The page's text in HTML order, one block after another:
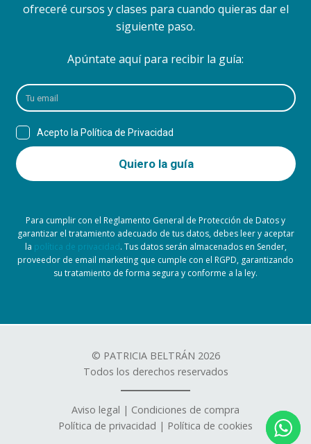
ofreceré cursos y clases para cuando quieras dar el
siguiente paso.
Apúntate aquí para recibir la guía:
Para cumplir con el Reglamento General de Protección de Datos y
garantizar el tratamiento adecuado de tus datos, debes leer y aceptar
la política de privacidad. Tus datos serán almacenados en Sender,
proveedor de email marketing que cumple con el RGPD, garantizando
su tratamiento de forma segura y conforme a la ley.
© PATRICIA BELTRÁN 2026
Todos los derechos reservados
Aviso legal | Condiciones de compra
Política de privacidad | Política de cookies